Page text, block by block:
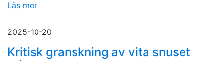
Läs mer
2025-10-20
Kritisk granskning av vita snuset